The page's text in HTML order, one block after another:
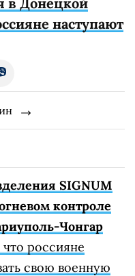
наступают
SIGNUM
контроле
Чонгар
россияне
свою военную